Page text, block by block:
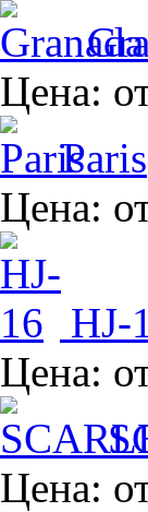
Цена:
Paris
Цена:
HJ-
Цена:
Цена: